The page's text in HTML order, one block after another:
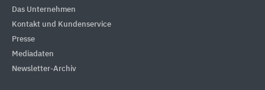
Das Unternehmen
Kontakt und Kundenservice
Presse
Mediadaten
Newsletter-Archiv